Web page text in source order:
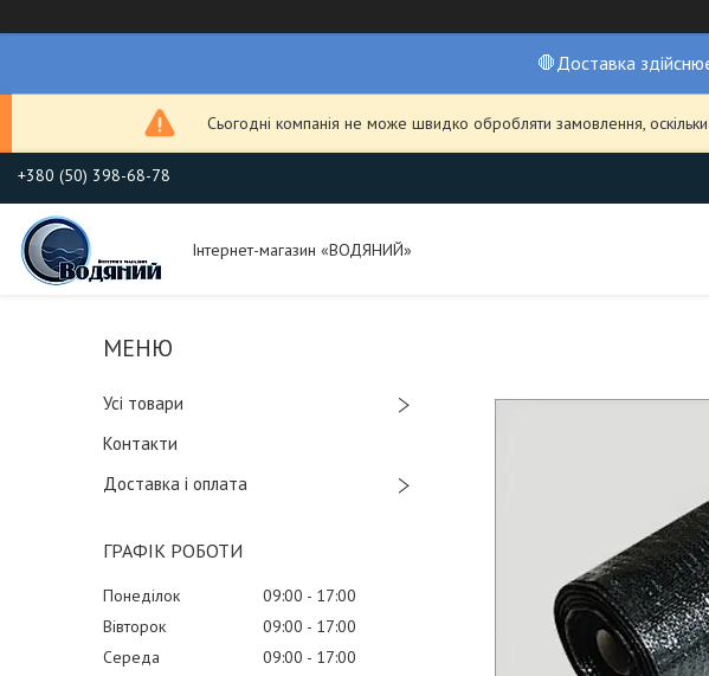
🛑Доставка
Сьогодні компанія не може швидко обробляти замовлення,
+380 (50) 398-68-78
Інтернет-магазин «ВОДЯНИЙ»
Усі товари
Контакти
Доставка і оплата
ГРАФІК РОБОТИ
Понеділок 09:00
17:00
Вівторок
09:00
17:00
Середа
09:00
17:00